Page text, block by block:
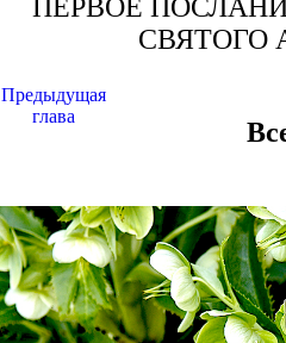
ПЕРВОЕ
СВЯТОГО
Предыдущая
глава